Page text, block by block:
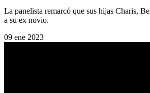
La panelista remarcó que sus hijas Charis,
a su ex novio.
09 ene 2023